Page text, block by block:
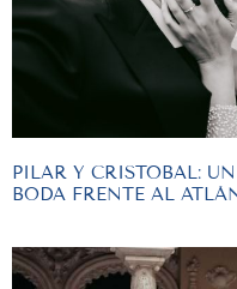
PILAR Y CRISTOBAL:
BODA FRENTE AL